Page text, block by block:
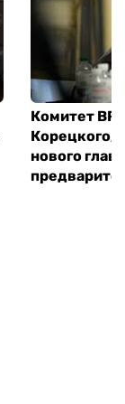
Комитет ВР
Корецкого,
нового